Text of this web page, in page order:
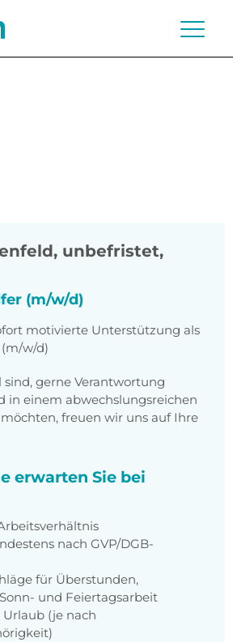
, unbefristet,
(m/w/d)
motivierte Unterstützung als
w/d)
sind, gerne Verantwortung
in einem abwechslungsreichen
freuen wir uns auf Ihre
erwarten Sie bei
nach GVP/DGB-
für Überstunden,
und Feiertagsarbeit
Urlaub (je nach